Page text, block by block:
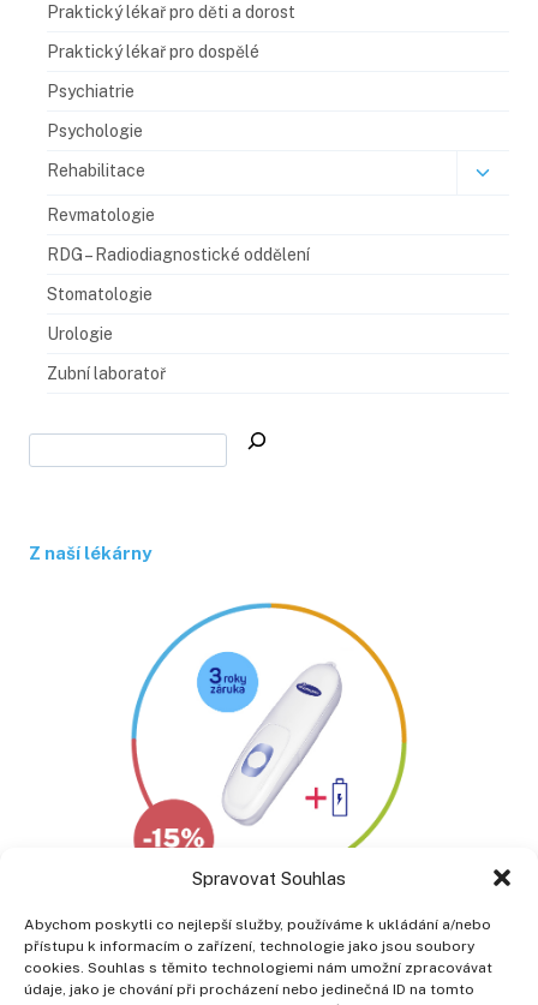
Spravovat Souhlas
Abychom poskytli co nejlepší služby, používáme k ukládání a/nebo
přístupu k informacím o zařízení, technologie jako jsou soubory
cookies. Souhlas s těmito technologiemi nám umožní zpracovávat
údaje, jako je chování při procházení nebo jedinečná ID na tomto
Praktický lékař pro děti a dorost
Praktický lékař pro dospělé
Psychiatrie
Psychologie
Rehabilitace
Revmatologie
RDG – Radiodiagnostické oddělení​
Stomatologie
Urologie
Zubní laboratoř
Z naší lékárny
Poliklinika Prosek a. s.
Lovosická 440/40, 190 00 Praha 9